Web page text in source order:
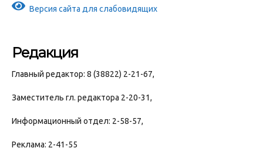
Версия сайта для слабовидящих
Редакция
Главный редактор: 8 (38822) 2-21-67,
Заместитель гл. редактора 2-20-31,
Информационный отдел: 2-58-57,
Реклама: 2-41-55